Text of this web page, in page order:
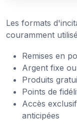
Les formats
couramment
Remises en
Argent fixe
Produits
Points de
Accès
anticipées